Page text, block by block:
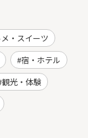
・スイーツ
宿・ホテル
観光・体験